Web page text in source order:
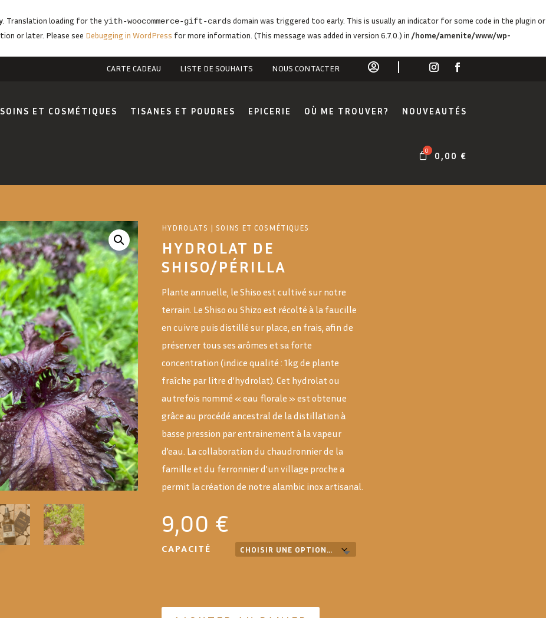
. Translation loading for the yith-woocommerce-gift-cardsdomain was triggered too early. This is usually an indicator for some code in the plugin or
or later. Please see Debugging in WordPress for more information. (This message was added in version 6.7.0.) in /home/amenite/www/wp-
CARTE CADEAU
LISTE DE SOUHAITS NOUS CONTACTER 
SOINS ET COSMÉTIQUES TISANES ET POUDRES EPICERIE OÙ ME TROUVER? NOUVEAUTÉS
0,00 €
HYDROLATS | SOINS ET COSMÉTIQUES
HYDROLAT DE
SHISO/PÉRILLA
Plante annuelle, le Shiso est cultivé sur notre
terrain. Le Shiso ou Shizo est récolté à la faucille
en cuivre puis distillé sur place, en frais, afin de
préserver tous ses arômes et sa forte
concentration (indice qualité : 1kg de plante
fraîche par litre d’hydrolat). Cet hydrolat ou
autrefois nommé « eau florale » est obtenue
grâce au procédé ancestral de la distillation à
basse pression par entrainement à la vapeur
d’eau. La collaboration du chaudronnier de la
famille et du ferronnier d’un village proche a
permit la création de notre alambic inox artisanal.
9,00 €
CAPACITÉ